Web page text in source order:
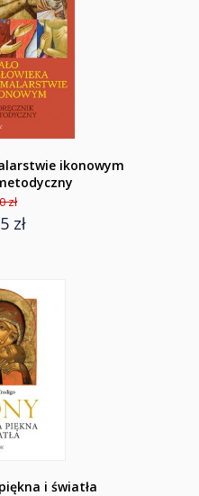
ikonowym
zł
zł
i światła